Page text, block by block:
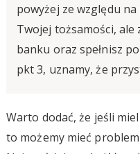
powyżej ze względu
Twojej tożsamości, ale
banku oraz spełnisz
pkt 3, uznamy, że
Warto dodać, że jeśli
to możemy mieć